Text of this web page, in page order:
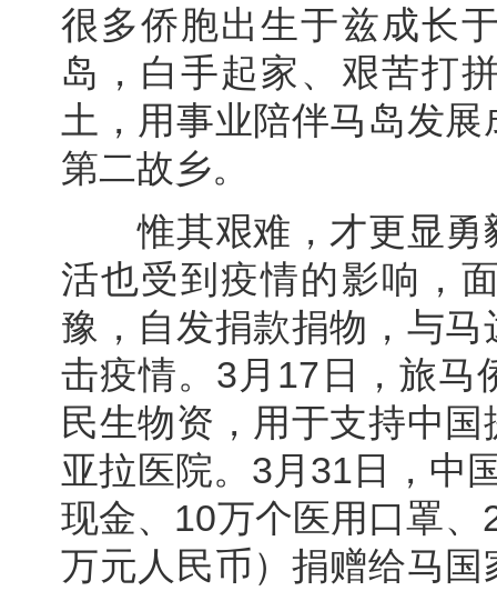
很多侨胞出生于兹成长
岛，白手起家、艰苦打
土，用事业陪伴马岛发
第二故乡。
惟其艰难，才更显勇
活也受到疫情的影响，
豫，自发捐款捐物，与
击疫情。3月17日，旅马
民生物资，用于支持中
亚拉医院。3月31日，中
现金、10万个医用口罩
万元人民币）捐赠给马